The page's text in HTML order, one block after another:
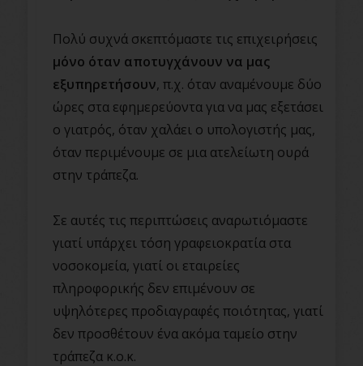
Πολύ συχνά σκεπτόμαστε τις επιχειρήσεις
μόνο όταν αποτυγχάνουν να μας
εξυπηρετήσουν, π.χ. όταν αναμένουμε δύο
ώρες στα εφημερεύοντα για να μας εξετάσει
ο γιατρός, όταν χαλάει ο υπολογιστής μας,
όταν περιμένουμε σε μια ατελείωτη ουρά
στην τράπεζα.
Σε αυτές τις περιπτώσεις αναρωτιόμαστε
γιατί υπάρχει τόση γραφειοκρατία στα
νοσοκομεία, γιατί οι εταιρείες
πληροφορικής δεν επιμένουν σε
υψηλότερες προδιαγραφές ποιότητας, γιατί
δεν προσθέτουν ένα ακόμα ταμείο στην
τράπεζα κ.ο.κ.